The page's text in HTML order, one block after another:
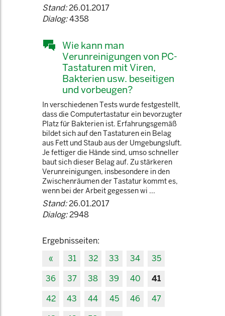
Stand:26.01.2017
Dialog:4358
Wie kann man
Verunreinigungen von PC-
Tastaturen mit Viren,
Bakterien usw. beseitigen
und vorbeugen?
In verschiedenen Tests wurde festgestellt,
dass die Computertastatur ein bevorzugter
Platz für Bakterien ist. Erfahrungsgemäß
bildet sich auf den Tastaturen ein Belag
aus Fett und Staub aus der Umgebungsluft.
Je fettiger die Hände sind, umso schneller
baut sich dieser Belag auf. Zu stärkeren
Verunreinigungen, insbesondere in den
Zwischenräumen der Tastatur kommt es,
wenn bei der Arbeit gegessen wi ...
Stand:26.01.2017
Dialog:2948
Ergebnisseiten:
«
31 32 33 34
35
36
37 38 39 40
41
42
43 44 45 46
47